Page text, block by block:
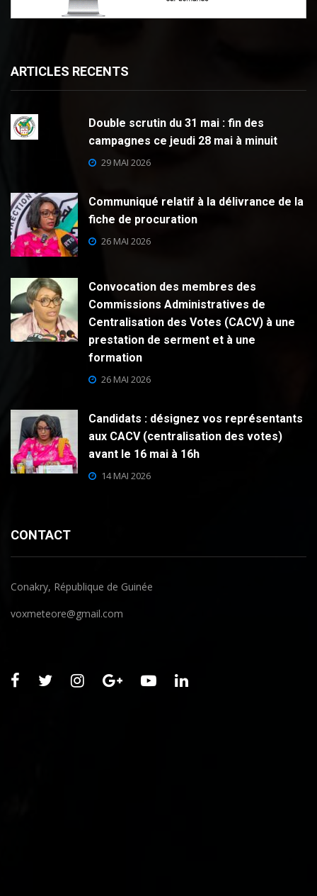
ARTICLES RECENTS
Double scrutin du 31 mai : fin des
campagnes ce jeudi 28 mai à minuit
29 MAI 2026
Communiqué relatif à la délivrance de la
fiche de procuration
26 MAI 2026
Convocation des membres des
Commissions Administratives de
Centralisation des Votes (CACV) à une
prestation de serment et à une
formation
26 MAI 2026
Candidats : désignez vos représentants
aux CACV (centralisation des votes)
avant le 16 mai à 16h
14 MAI 2026
CONTACT
Conakry, République de Guinée
voxmeteore@gmail.com